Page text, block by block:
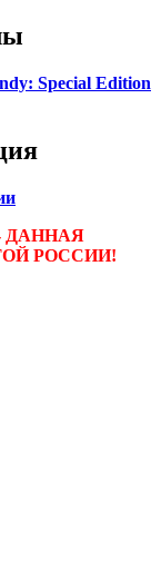
Special Edition
- ДАННАЯ
РОССИИ!